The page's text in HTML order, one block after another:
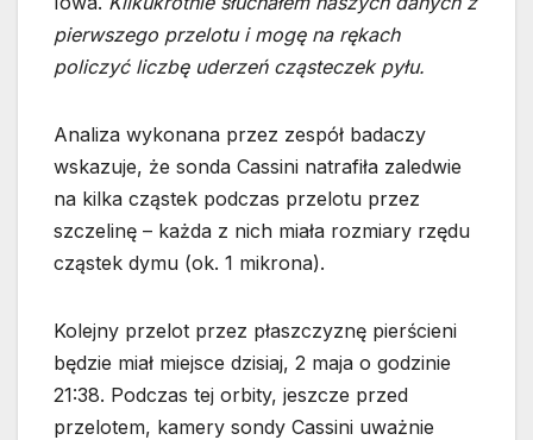
pierwszego przelotu i mogę na rękach
policzyć liczbę uderzeń cząsteczek pyłu.
Analiza wykonana przez zespół badaczy
wskazuje, że sonda Cassini natrafiła zaledwie
na kilka cząstek podczas przelotu przez
szczelinę – każda z nich miała rozmiary rzędu
cząstek dymu (ok. 1 mikrona).
Kolejny przelot przez płaszczyznę pierścieni
będzie miał miejsce dzisiaj, 2 maja o godzinie
21:38. Podczas tej orbity, jeszcze przed
przelotem, kamery sondy Cassini uważnie